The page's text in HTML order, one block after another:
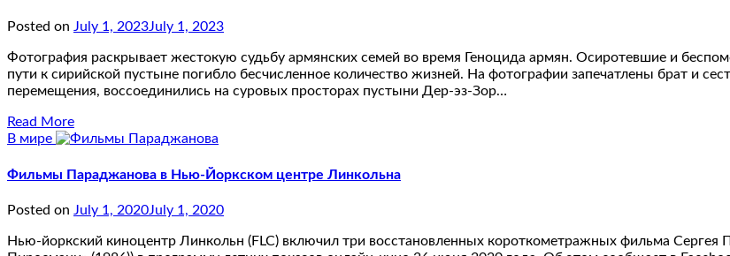
Posted on July 1, 2023July 1, 2023
Фотография раскрывает жестокую судьбу армянских семей во время Геноцида армян. Осиротевшие и
пути к сирийской пустыне погибло бесчисленное количество жизней. На фотографии запечатлены брат и
перемещения, воссоединились на суровых просторах пустыни Дер-эз-Зор…
Read More
В мире
Фильмы Параджанова в Нью-Йоркском центре Линкольна
Posted on July 1, 2020July 1, 2020
Нью-йоркский киноцентр Линкольн (FLC) включил три восстановленных короткометражных фильма Сергея